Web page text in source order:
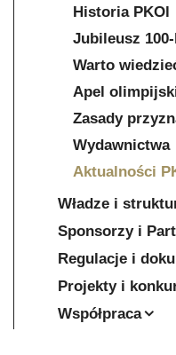
Historia PKOl
Jubileusz
Warto
Apel
Zasady
Wydawnictwa
Aktualności
Władze i
Sponsorzy i
Regulacje i
Projekty i
Współpraca